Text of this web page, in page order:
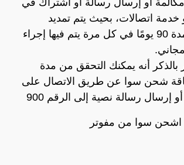
خدمة اتصالات، بحيث يتم تمديد
الصلاحية لمدة 90 يومًا في كل مرة يتم فيها إجراء
بالذكر أنه يمكنك التحقق من مدة
شحن سوا عن طريق الاتصال على
سوا من مفوتر